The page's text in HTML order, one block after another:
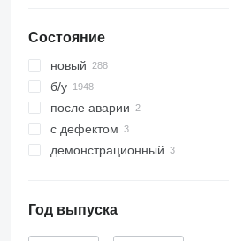
Состояние
новый
б/у
после аварии
с дефектом
демонстрационный
Год выпуска